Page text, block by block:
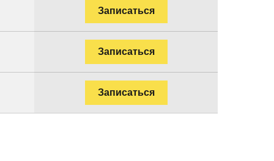
Записаться
Записаться
Записаться